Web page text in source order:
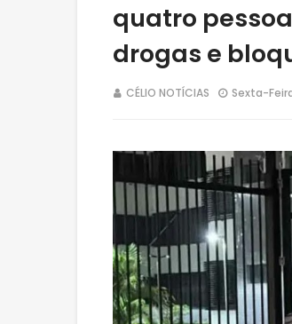
quatro
drogas e
CÉLIO NOTÍCIAS Sexta-